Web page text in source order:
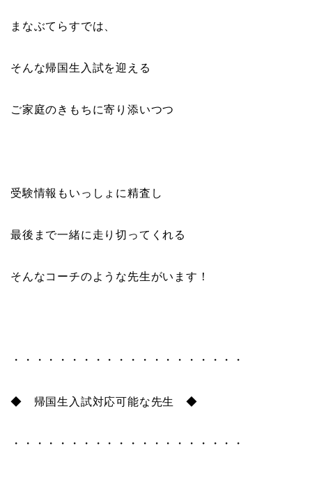
まなぶてらすでは、
そんな帰国生入試を迎える
ご家庭のきもちに寄り添いつつ
受験情報もいっしょに精査し
最後まで一緒に走り切ってくれる
そんなコーチのような先生がいます！
・・・・・・・・・・・・・・・・・・・・
◆ 帰国生入試対応可能な先生 ◆
・・・・・・・・・・・・・・・・・・・・